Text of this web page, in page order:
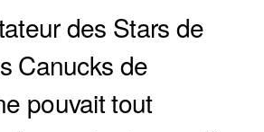
des Stars de
Canucks de
pouvait tout